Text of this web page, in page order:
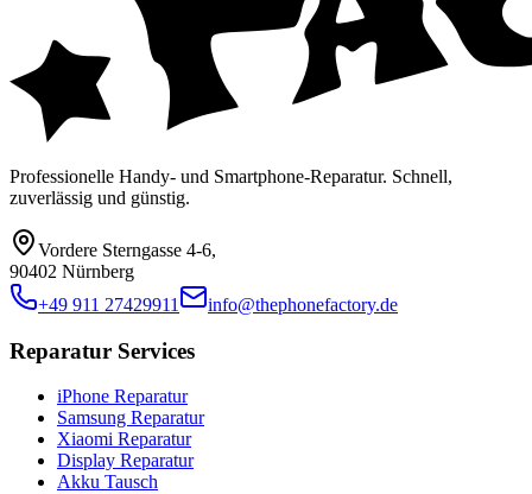
Professionelle Handy- und Smartphone-Reparatur. Schnell,
zuverlässig und günstig.
Vordere Sterngasse 4-6,
90402 Nürnberg
+49 911 27429911
info@thephonefactory.de
Reparatur Services
iPhone Reparatur
Samsung Reparatur
Xiaomi Reparatur
Display Reparatur
Akku Tausch